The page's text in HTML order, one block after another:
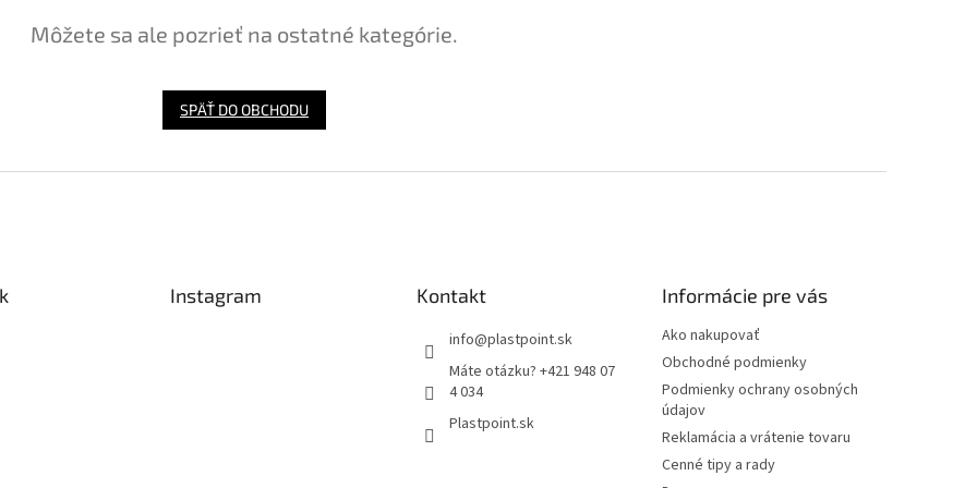
Môžete sa ale pozrieť na ostatné kategórie.
SPÄŤ DO OBCHODU
Instagram Kontakt
info@plastpoint.sk
Máte otázku? +421 948 07
4 034
Plastpoint.sk
Informácie pre vás
Ako nakupovať
Obchodné podmienky
Podmienky ochrany osobných
údajov
Reklamácia a vrátenie tovaru
Cenné tipy a rady